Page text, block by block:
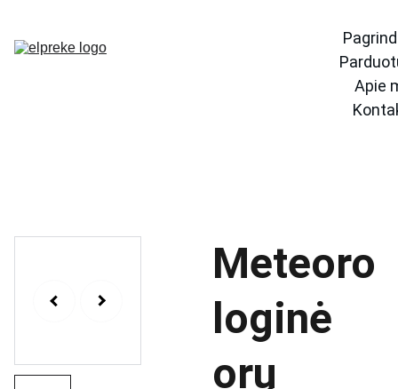
Apie
Meteoro
loginė
orų